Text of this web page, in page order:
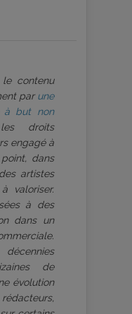
le contenu
par une
à but non
droits
engagé à
dans
artistes
valoriser.
à des
dans un
de
évolution